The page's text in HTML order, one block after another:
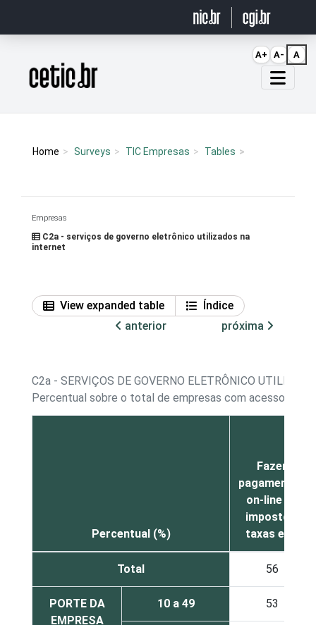
Página inicial
Home Surveys TIC Empresas Tables
Empresas
C2a - serviços de governo eletrônico utilizados na
internet
View expanded table
Índice
anterior
próxima
C2a - SERVIÇOS DE GOVERNO ELETRÔNICO
Percentual sobre o total de empresas com acesso à
Percentual (%)
Fazer
pagamentos
on-line de
impostos,
taxas etc
Total 56
PORTE DA
EMPRESA
10 a 49 53
A+ A- A